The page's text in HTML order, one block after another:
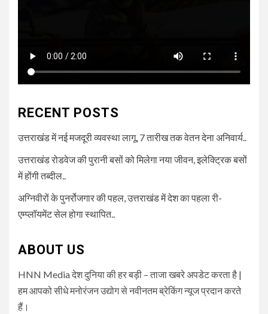
RECENT POSTS
उत्तराखंड में नई मजदूरी व्यवस्था लागू, 7 तारीख तक वेतन देना अनिवार्य..
उत्तराखंड रोडवेज की पुरानी बसों को मिलेगा नया जीवन, इलेक्ट्रिक बसों
में होंगी तब्दील..
अग्निवीरों के पुनर्रोजगार की पहल, उत्तराखंड में देश का पहला री-
एम्प्लॉयमेंट सेल होगा स्थापित..
ABOUT US
HNN Media देश दुनिया की हर बड़ी – ताजा खबरे अपडेट करता है |
हम आपको सीधे मनोरंजन उद्योग से नवीनतम ब्रेकिंग न्यूज प्रदान करते
हैं।